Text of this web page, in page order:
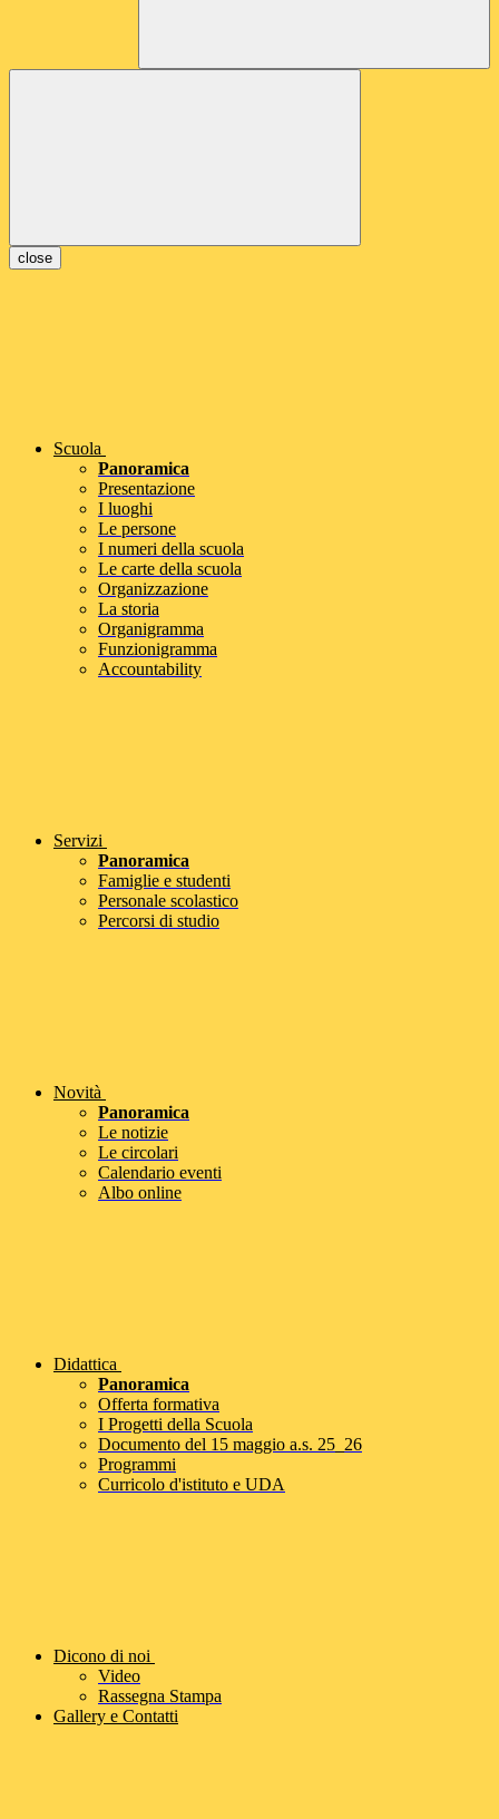
close
Scuola
Panoramica
Presentazione
I luoghi
Le persone
I numeri della scuola
Le carte della scuola
Organizzazione
La storia
Organigramma
Funzionigramma
Accountability
Servizi
Panoramica
Famiglie e studenti
Personale scolastico
Percorsi di studio
Novità
Panoramica
Le notizie
Le circolari
Calendario eventi
Albo online
Didattica
Panoramica
Offerta formativa
I Progetti della Scuola
Documento del 15 maggio a.s. 25_26
Programmi
Curricolo d'istituto e UDA
Dicono di noi
Video
Rassegna Stampa
Gallery e Contatti